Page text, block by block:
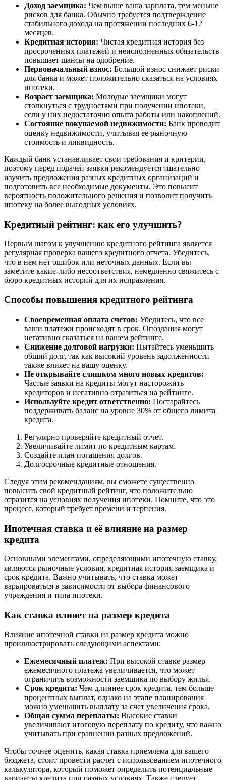
Доход заемщика: Чем выше ваша зарплата, тем меньше
рисков для банка. Обычно требуется подтверждение
стабильного дохода на протяжении последних 6-12
месяцев.
Кредитная история: Чистая кредитная история без
просроченных платежей и неисполненных обязательств
повышает шансы на одобрение.
Первоначальный взнос: Большой взнос снижает риски
для банка и может положительно сказаться на условиях
ипотеки.
Возраст заемщика: Молодые заемщики могут
столкнуться с трудностями при получении ипотеки,
если у них недостаточно опыта работы или накоплений.
Состояние покупаемой недвижимости: Банк проводит
оценку недвижимости, учитывая ее рыночную
стоимость и ликвидность.
Каждый банк устанавливает свои требования и критерии,
поэтому перед подачей заявки рекомендуется тщательно
изучить предложения разных кредитных организаций и
подготовить все необходимые документы. Это повысит
вероятность положительного решения и позволит получить
ипотеку на более выгодных условиях.
Кредитный рейтинг: как его улучшить?
Первым шагом к улучшению кредитного рейтинга является
регулярная проверка вашего кредитного отчета. Убедитесь,
что в нем нет ошибок или неточных данных. Если вы
заметите какие-либо несоответствия, немедленно свяжитесь с
бюро кредитных историй для их исправления.
Способы повышения кредитного рейтинга
Своевременная оплата счетов: Убедитесь, что все
ваши платежи происходят в срок. Опоздания могут
негативно сказаться на вашем рейтинге.
Снижение долговой нагрузки: Пытайтесь уменьшить
общий долг, так как высокий уровень задолженности
также влияет на вашу оценку.
Не открывайте слишком много новых кредитов:
Частые заявки на кредиты могут насторожить
кредиторов и негативно отразиться на рейтинге.
Используйте кредит ответственно: Постарайтесь
поддерживать баланс на уровне 30% от общего лимита
кредита.
Регулярно проверяйте кредитный отчет.
Увеличивайте лимит по кредитным картам.
Создайте план погашения долгов.
Долгосрочные кредитные отношения.
Следуя этим рекомендациям, вы сможете существенно
повысить свой кредитный рейтинг, что положительно
отразится на условиях получения ипотеки. Помните, что это
процесс, который требует времени и терпения.
Ипотечная ставка и её влияние на размер
кредита
Основными элементами, определяющими ипотечную ставку,
являются рыночные условия, кредитная история заемщика и
срок кредита. Важно учитывать, что ставка может
варьироваться в зависимости от выбора финансового
учреждения и типа ипотеки.
Как ставка влияет на размер кредита
Влияние ипотечной ставки на размер кредита можно
проиллюстрировать следующими аспектами:
Ежемесячный платеж: При высокой ставке размер
ежемесячного платежа увеличивается, что может
ограничить возможности заемщика по выбору жилья.
Срок кредита: Чем длиннее срок кредита, тем больше
процентных выплат, однако на этапе планирования
можно уменьшить выплату за счет увеличения срока.
Общая сумма переплаты: Высокие ставки
увеличивают итоговую переплату по кредиту, что важно
учитывать при сравнении разных предложений.
Чтобы точнее оценить, какая ставка приемлема для вашего
бюджета, стоит провести расчет с использованием ипотечного
калькулятора, который поможет определить потенциальные
варианты кредита при разных условиях. Также следует